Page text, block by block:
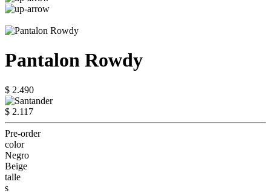
Pantalon Rowdy
$ 2.490
$ 2.117
Pre-order
color
Negro
Beige
talle
s